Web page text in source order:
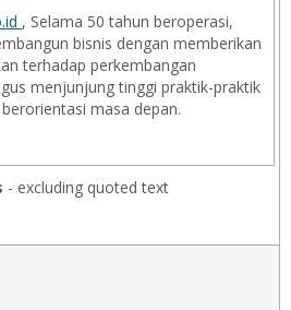
, Selama 50 tahun beroperasi,
bisnis dengan memberikan
terhadap perkembangan
menjunjung tinggi praktik-praktik
masa depan.
- excluding quoted text